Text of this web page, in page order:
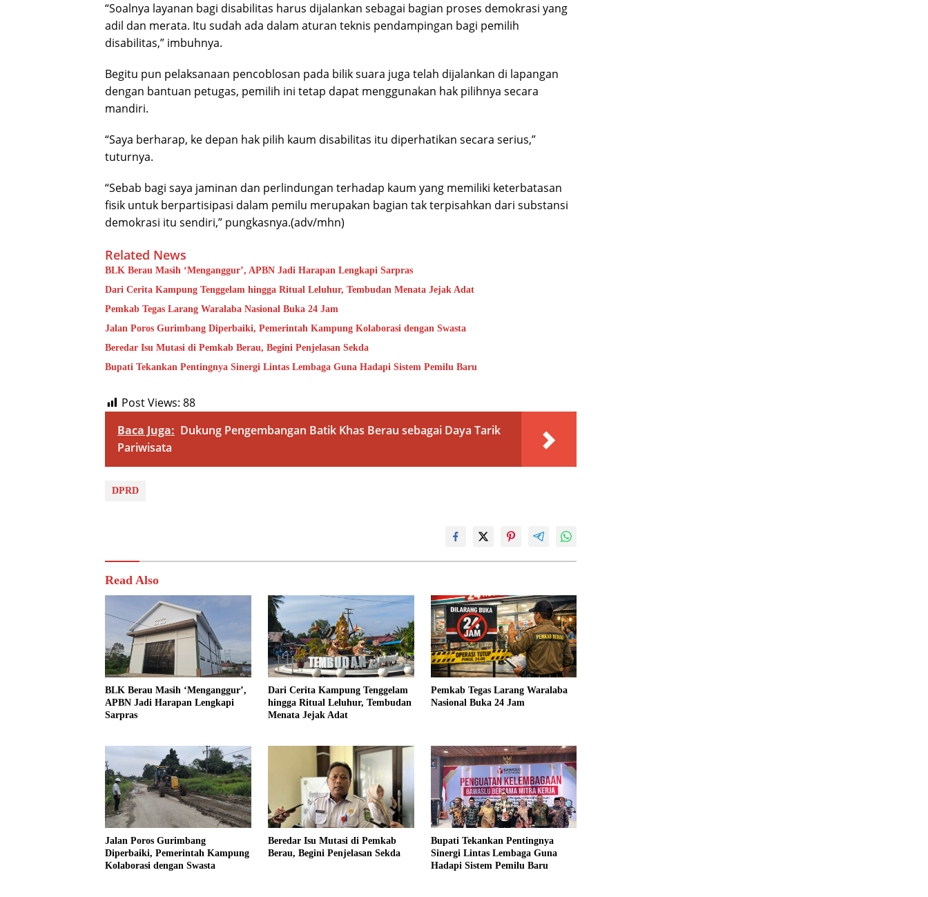
“Soalnya layanan bagi disabilitas harus dijalankan sebagai bagian proses demokrasi yang
adil dan merata. Itu sudah ada dalam aturan teknis pendampingan bagi pemilih
disabilitas,” imbuhnya.
Begitu pun pelaksanaan pencoblosan pada bilik suara juga telah dijalankan di lapangan
dengan bantuan petugas, pemilih ini tetap dapat menggunakan hak pilihnya secara
mandiri.
“Saya berharap, ke depan hak pilih kaum disabilitas itu diperhatikan secara serius,”
tuturnya.
“Sebab bagi saya jaminan dan perlindungan terhadap kaum yang memiliki keterbatasan
fisik untuk berpartisipasi dalam pemilu merupakan bagian tak terpisahkan dari substansi
demokrasi itu sendiri,” pungkasnya.(adv/mhn)
Related News
BLK Berau Masih ‘Menganggur’, APBN Jadi Harapan Lengkapi Sarpras
Dari Cerita Kampung Tenggelam hingga Ritual Leluhur, Tembudan Menata Jejak Adat
Pemkab Tegas Larang Waralaba Nasional Buka 24 Jam
Jalan Poros Gurimbang Diperbaiki, Pemerintah Kampung Kolaborasi dengan Swasta
Beredar Isu Mutasi di Pemkab Berau, Begini Penjelasan Sekda
Bupati Tekankan Pentingnya Sinergi Lintas Lembaga Guna Hadapi Sistem Pemilu Baru
Post Views: 88
Baca Juga: Dukung Pengembangan Batik Khas Berau sebagai Daya Tarik
Pariwisata
DPRD
Read Also
BLK Berau Masih ‘Menganggur’,
APBN Jadi Harapan Lengkapi
Sarpras
Dari Cerita Kampung Tenggelam
hingga Ritual Leluhur, Tembudan
Menata Jejak Adat
Pemkab Tegas Larang Waralaba
Nasional Buka 24 Jam
Jalan Poros Gurimbang
Diperbaiki, Pemerintah Kampung
Kolaborasi dengan Swasta
Beredar Isu Mutasi di Pemkab
Berau, Begini Penjelasan Sekda
Bupati Tekankan Pentingnya
Sinergi Lintas Lembaga Guna
Hadapi Sistem Pemilu Baru